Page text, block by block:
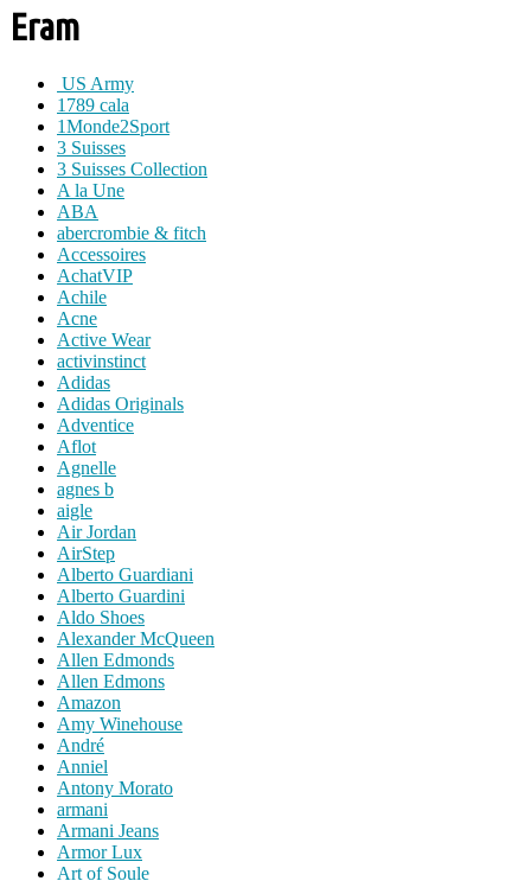
Eram
US Army
1789 cala
1Monde2Sport
3 Suisses
3 Suisses Collection
A la Une
ABA
abercrombie & fitch
Accessoires
AchatVIP
Achile
Acne
Active Wear
activinstinct
Adidas
Adidas Originals
Adventice
Aflot
Agnelle
agnes b
aigle
Air Jordan
AirStep
Alberto Guardiani
Alberto Guardini
Aldo Shoes
Alexander McQueen
Allen Edmonds
Allen Edmons
Amazon
Amy Winehouse
André
Anniel
Antony Morato
armani
Armani Jeans
Armor Lux
Art of Soule